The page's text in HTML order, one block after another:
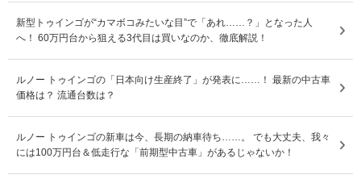
新型トゥインゴが“カマボコみたいな目”で「あれ……？」となった人
へ！ 60万円台から狙える3代目は買いなのか、徹底解説！
ルノー トゥインゴの「日本向け生産終了」が発表に……！ 最新の中古車
価格は？ 流通台数は？
ルノー トゥインゴの新車は今、長期の納車待ち……。 でも大丈夫、我々
には100万円台＆低走行な「前期型中古車」があるじゃないか！